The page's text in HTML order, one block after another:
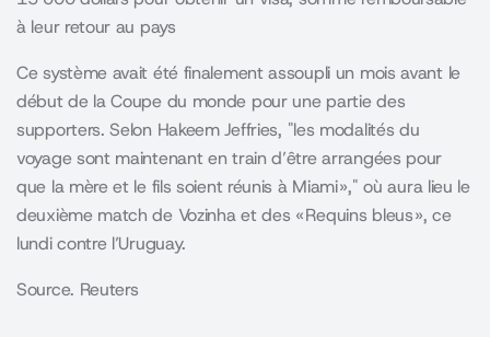
à leur retour au pays
Ce système avait été finalement assoupli un mois avant le
début de la Coupe du monde pour une partie des
supporters. Selon Hakeem Jeffries, les modalités du
voyage sont maintenant en train d’être arrangées pour
que la mère et le fils soient réunis à Miami », où aura lieu le
deuxième match de Vozinha et des « Requins bleus », ce
lundi contre l’Uruguay.
Source. Reuters